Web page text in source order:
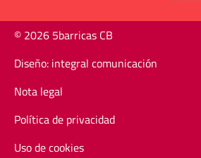
© 2026 5barricas CB
Diseño: integral comunicación
Nota legal
Política de privacidad
Uso de cookies